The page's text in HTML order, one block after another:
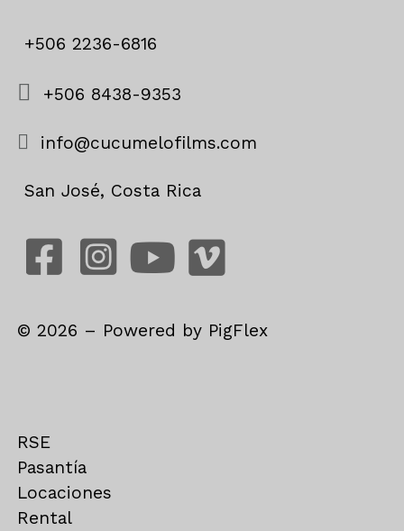
+506 2236-6816
+506 8438-9353
info@cucumelofilms.com
San José, Costa Rica
©2026 – Powered by PigFlex
RSE
Pasantía
Locaciones
Rental